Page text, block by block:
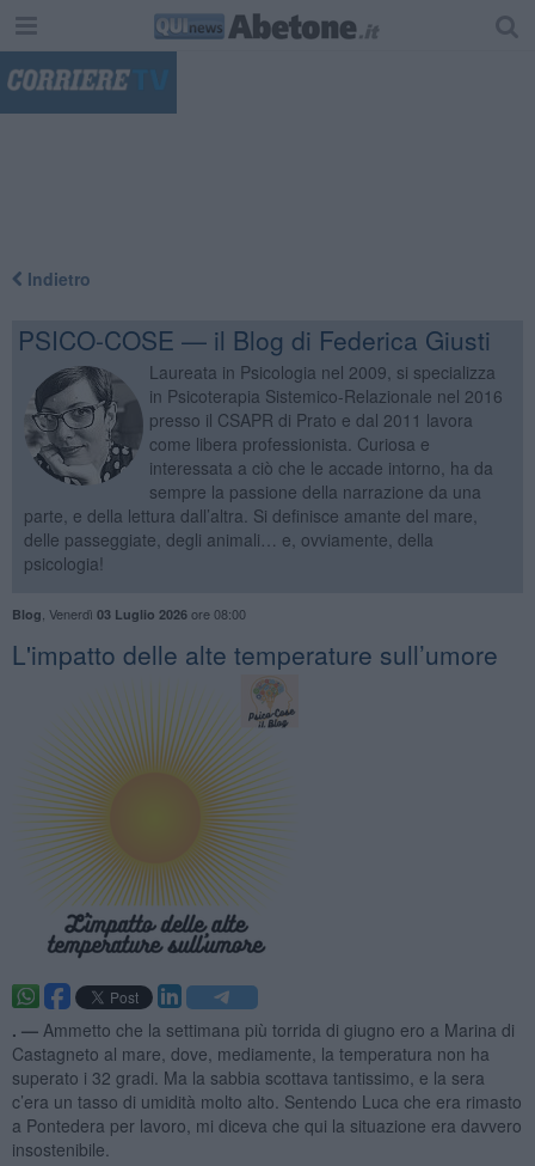
Indietro
PSICO-COSE — il Blog di Federica Giusti
Laureata in Psicologia nel 2009, si specializza
in Psicoterapia Sistemico-Relazionale nel 2016
presso il CSAPR di Prato e dal 2011 lavora
come libera professionista. Curiosa e
interessata a ciò che le accade intorno, ha da
sempre la passione della narrazione da una
parte, e della lettura dall’altra. Si definisce amante del mare,
delle passeggiate, degli animali… e, ovviamente, della
psicologia!
Blog Venerdì 03 Luglio 2026ore 08:00
​L'impatto delle alte temperature sull’umore
. — Ammetto che la settimana più torrida di giugno ero a Marina di
Castagneto al mare, dove, mediamente, la temperatura non ha
superato i 32 gradi. Ma la sabbia scottava tantissimo, e la sera
c’era un tasso di umidità molto alto. Sentendo Luca che era rimasto
a Pontedera per lavoro, mi diceva che qui la situazione era davvero
insostenibile.